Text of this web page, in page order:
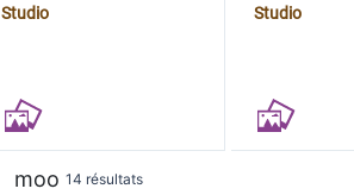
Studio
Studio
moo 14 résultats